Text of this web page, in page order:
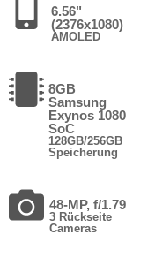
6.56"
(2376x1080)
AMOLED
8GB
Samsung
Exynos 1080
SoC
128GB/256GB
Speicherung
48-MP, f/1.79
3 Rückseite
Cameras